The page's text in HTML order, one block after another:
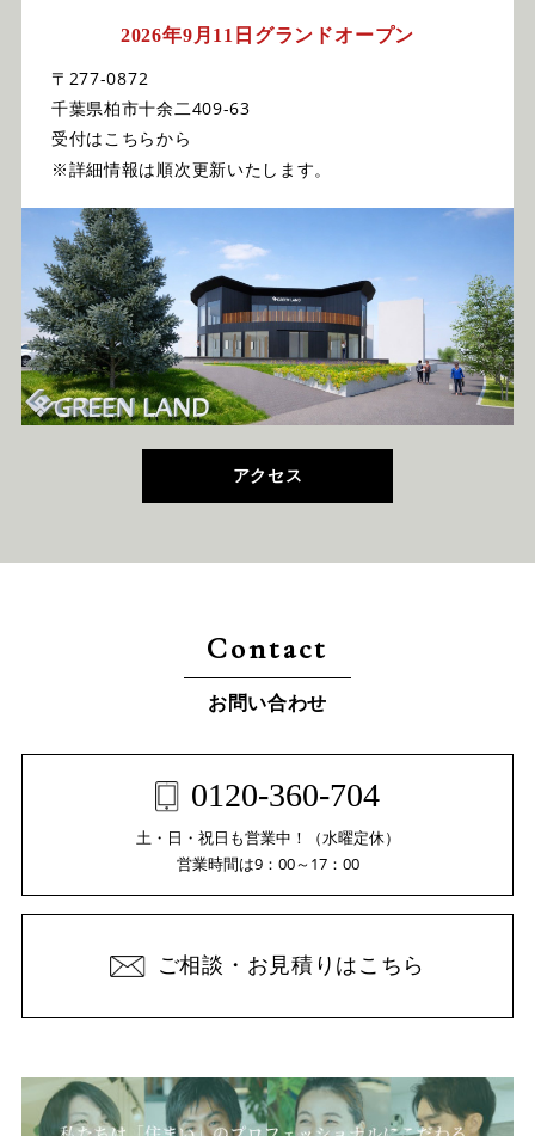
2026年9月11日グランドオープン
〒277-0872
千葉県柏市十余二409-63
受付はこちらから
※詳細情報は順次更新いたします。
アクセス
Contact
お問い合わせ
0120-360-704
土・日・祝日も営業中！（水曜定休）
営業時間は9：00～17：00
ご相談・お見積りはこちら